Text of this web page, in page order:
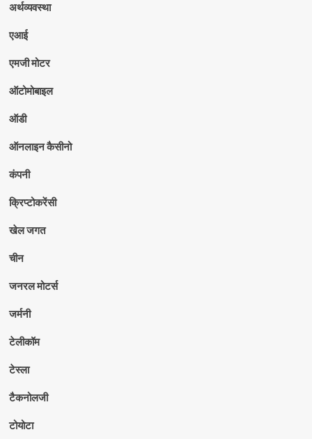
अर्थव्यवस्था
एआई
एमजी मोटर
ऑटोमोबाइल
ऑडी
ऑनलाइन कैसीनो
कंपनी
क्रिप्टोकरेंसी
खेल जगत
चीन
जनरल मोटर्स
जर्मनी
टेलीकॉम
टेस्ला
टैकनोलजी
टोयोटा